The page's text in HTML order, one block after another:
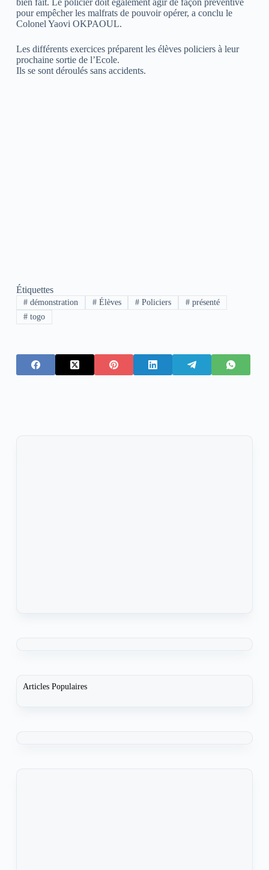
pour empêcher les malfrats de pouvoir opérer, a conclu le
Colonel Yaovi OKPAOUL.
Les différents exercices préparent les élèves policiers à leur
prochaine sortie de l’Ecole.
Ils se sont déroulés sans accidents.
Étiquettes
#démonstration #Élèves # Policiers # présenté
#togo
Articles Populaires